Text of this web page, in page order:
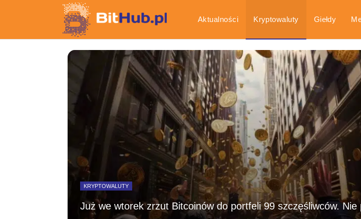
Aktualności Kryptowaluty Giełdy
Gospodarka Poradniki
KRYPTOWALUTY
Już we wtorek zrzut Bitcoinów do portfeli 99 szczęśliwców. Nie